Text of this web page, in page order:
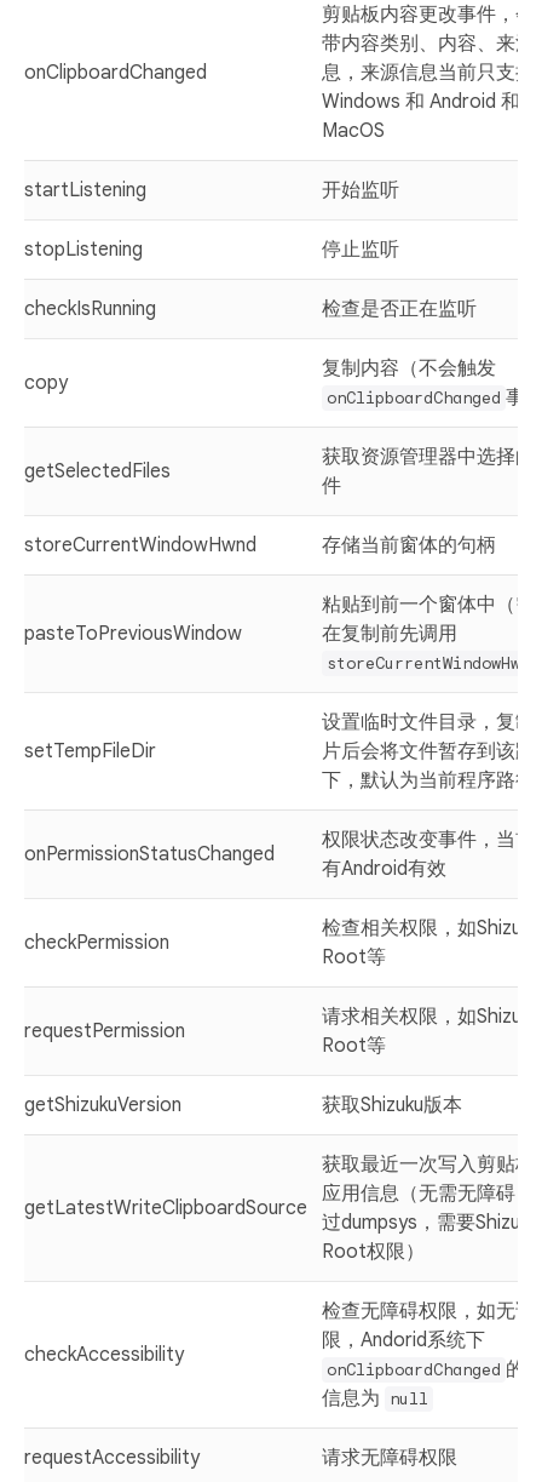
onClipboardChanged
剪贴板内容更改事件，会
带内容类别、内容、来源
息，来源信息当前只支持
Windows 和 Android 和
MacOS
startListening 开始监听
stopListening 停止监听
checkIsRunning 检查是否正在监听
copy
复制内容（不会触发
onClipboardChanged 事
getSelectedFiles
获取资源管理器中选择的
件
storeCurrentWindowHwnd 存储当前窗体的句柄
pasteToPreviousWindow
粘贴到前一个窗体中（需
在复制前先调用
storeCurrentWindowHwnd
setTempFileDir
设置临时文件目录，复制
片后会将文件暂存到该路
下，默认为当前程序路径
onPermissionStatusChanged
权限状态改变事件，当前
有Android有效
checkPermission
检查相关权限，如
Root等
requestPermission
请求相关权限，如
Root等
getShizukuVersion 获取Shizuku版本
getLatestWriteClipboardSource
获取最近一次写入剪贴板
应用信息（无需无障碍，
过dumpsys，需要
Root权限）
checkAccessibility
检查无障碍权限，如无该
限，Andorid系统下
onClipboardChanged 的
信息为 null
requestAccessibility 请求无障碍权限